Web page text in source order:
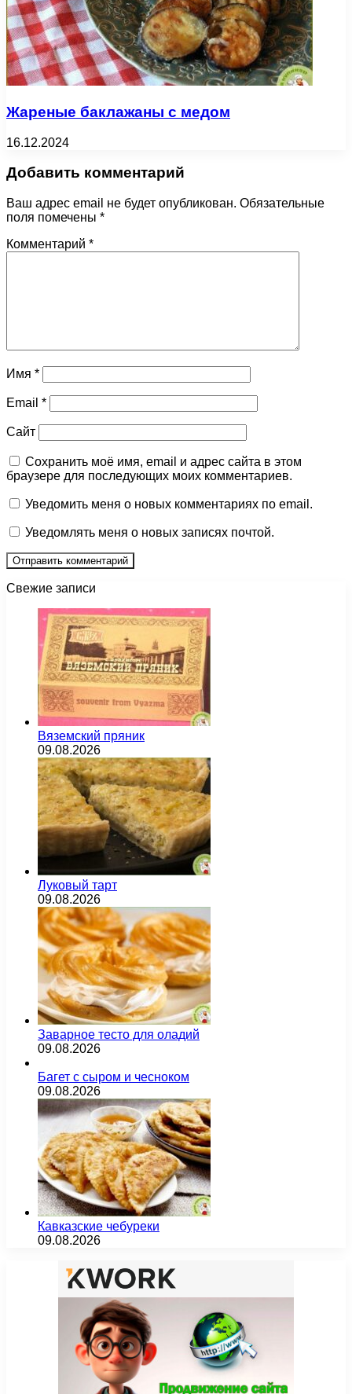
Жареные баклажаны с медом
16.12.2024
Добавить комментарий
Ваш адрес email не будет опубликован. Обязательные
поля помечены *
Комментарий *
Имя *
Email *
Сайт
Сохранить моё имя, email и адрес сайта в этом
браузере для последующих моих комментариев.
Уведомить меня о новых комментариях по email.
Уведомлять меня о новых записях почтой.
Свежие записи
Вяземский пряник
09.08.2026
Луковый тарт
09.08.2026
Заварное тесто для оладий
09.08.2026
Багет с сыром и чесноком
09.08.2026
Кавказские чебуреки
09.08.2026